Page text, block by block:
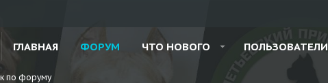
ГЛАВНАЯ ФОРУМ ЧТО НОВОГО ПОЛЬЗОВАТЕЛИ
по форуму